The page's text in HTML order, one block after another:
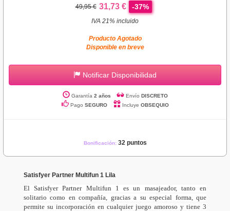
49,95 € 31,73 € -37%
IVA 21% incluido
Producto Agotado
Disponible en breve
Notificar Disponibilidad
Garantía 2 años Envío DISCRETO
Pago SEGURO Incluye OBSEQUIO
Bonificación: 32 puntos
Satisfyer Partner Multifun 1 Lila
El Satisfyer Partner Multifun 1 es un masajeador, tanto en
solitario como en compañía, gracias a su especial forma, que
permite su incorporación en cualquier juego amoroso y tiene 3